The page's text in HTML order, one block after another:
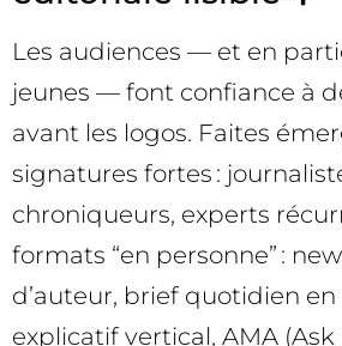
Les audiences — et en
jeunes — font confiance à
avant les logos. Faites
signatures fortes :
chroniqueurs, experts
formats “en personne” :
d’auteur, brief quotidien
explicatif vertical, AMA